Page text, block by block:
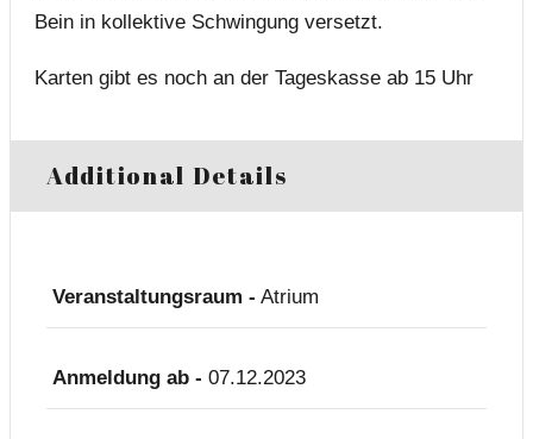
Bein in kollektive Schwingung versetzt.
Karten gibt es noch an der Tageskasse ab 15 Uhr
Additional Details
Veranstaltungsraum - Atrium
Anmeldung ab - 07.12.2023